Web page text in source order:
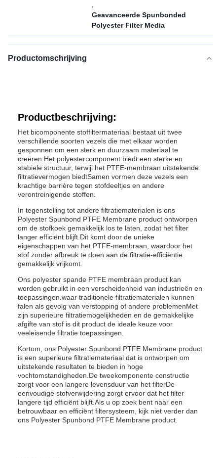
Geavanceerde Spunbonded
Polyester Filter Media
Productomschrijving
Productbeschrijving:
Het bicomponente stoffiltermateriaal bestaat uit twee
verschillende soorten vezels die met elkaar worden
gesponnen om een sterk en duurzaam materiaal te
creëren.Het polyestercomponent biedt een sterke en
stabiele structuur, terwijl het PTFE-membraan uitstekende
filtratievermogen biedtSamen vormen deze vezels een
krachtige barrière tegen stofdeeltjes en andere
verontreinigende stoffen.
In tegenstelling tot andere filtratiematerialen is ons
Polyester Spunbond PTFE Membrane product ontworpen
om de stofkoek gemakkelijk los te laten, zodat het filter
langer efficiënt blijft.Dit komt door de unieke
eigenschappen van het PTFE-membraan, waardoor het
stof zonder afbreuk te doen aan de filtratie-efficiëntie
gemakkelijk vrijkomt.
Ons polyester spande PTFE membraan product kan
worden gebruikt in een verscheidenheid van industrieën en
toepassingen.waar traditionele filtratiematerialen kunnen
falen als gevolg van verstopping of andere problemenMet
zijn superieure filtratiemogelijkheden en de gemakkelijke
afgifte van stof is dit product de ideale keuze voor
veeleisende filtratie toepassingen.
Kortom, ons Polyester Spunbond PTFE Membrane product
is een superieure filtratiemateriaal dat is ontworpen om
uitstekende resultaten te bieden in hoge
vochtomstandigheden.De tweekomponente constructie
zorgt voor een langere levensduur van het filterDe
eenvoudige stofverwijdering zorgt ervoor dat het filter
langere tijd efficiënt blijft.Als u op zoek bent naar een
betrouwbaar en efficiënt filtersysteem, kijk niet verder dan
ons Polyester Spunbond PTFE Membrane product.